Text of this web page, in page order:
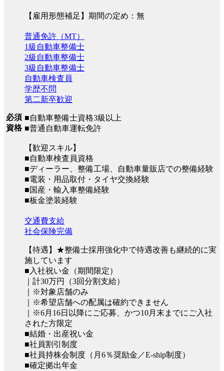
【雇用形態補足】期間の定め：無
必須
資格
普通免許（MT）
1級自動車整備士
2級自動車整備士
3級自動車整備士
自動車検査員
学歴不問
第二新卒歓迎
■自動車整備士資格3級以上
■普通自動車運転免許
【歓迎スキル】
■自動車検査員資格
■ディーラー、整備工場、自動車量販店での整備経験
■電装・用品取付・タイヤ交換経験
■国産・輸入車整備経験
■板金塗装経験
交通費支給
社会保険完備
【待遇】★整備士採用強化中で待遇改善も継続的に実
施しています
■入社祝い金（期間限定）
｜計30万円（3回分割支給）
｜※対象店舗のみ
｜※希望店舗への配属は確約できません
｜※6月16日以降にご応募、かつ10月末までにご入社
された方限定
■結婚・出産祝い金
■社員割引制度
■社員持株会制度（月6％奨励金／E-ship制度）
■確定拠出年金